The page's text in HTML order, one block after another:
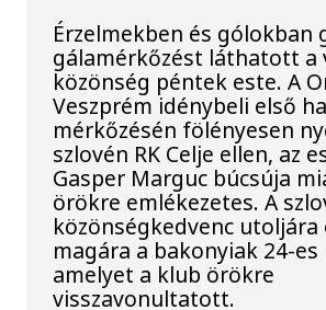
Érzelmekben és gólokban
gálamérkőzést láthatott a
közönség péntek este. A
Veszprém idénybeli első
mérkőzésén fölényesen
szlovén RK Celje ellen, az
Gasper Marguc búcsúja
örökre emlékezetes. A
közönségkedvenc
magára a bakonyiak 24-es
amelyet a klub örökre
visszavonultatott.